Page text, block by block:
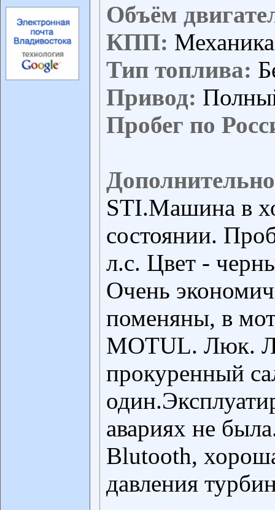
Объём
КПП: Механика
Тип топлива:
Привод:
Пробег по
STI.Машина в
состоянии.
л.с. Цвет -
Очень
поменяны, в
MOTUL. Люк.
прокуренный
авариях не
Blutooth,
давления